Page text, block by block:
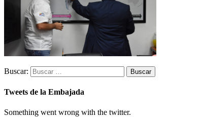
Buscar:
Tweets de la Embajada
Something went wrong with the twitter.